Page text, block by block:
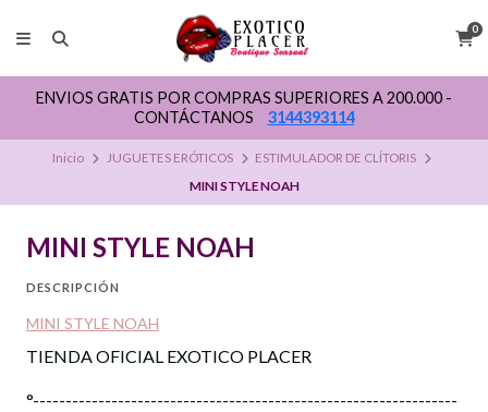
0
ENVIOS GRATIS POR COMPRAS SUPERIORES A 200.000 -
CONTÁCTANOS
3144393114
Inicio JUGUETES ERÓTICOS
ESTIMULADOR DE CLÍTORIS
MINI STYLE NOAH
MINI STYLE NOAH
DESCRIPCIÓN
MINI STYLE NOAH
TIENDA OFICIAL EXOTICO PLACER
°-----------------------------------------------------------------